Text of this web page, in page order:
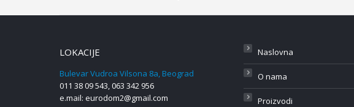
LOKACIJE
Bulevar Vudroa Vilsona 8a, Beograd
011 38 09 543, 063 342 956
e.mail: eurodom2@gmail.com
Naslovna
O nama
Proizvodi